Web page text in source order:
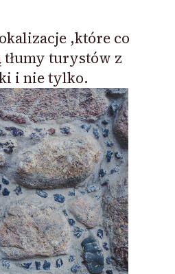
,które co
turystów z
i nie tylko.